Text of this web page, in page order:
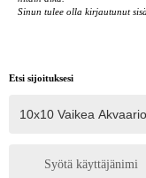
Sinun tulee olla kirjautunut
Etsi sijoituksesi
Syötä käyttäjänimi